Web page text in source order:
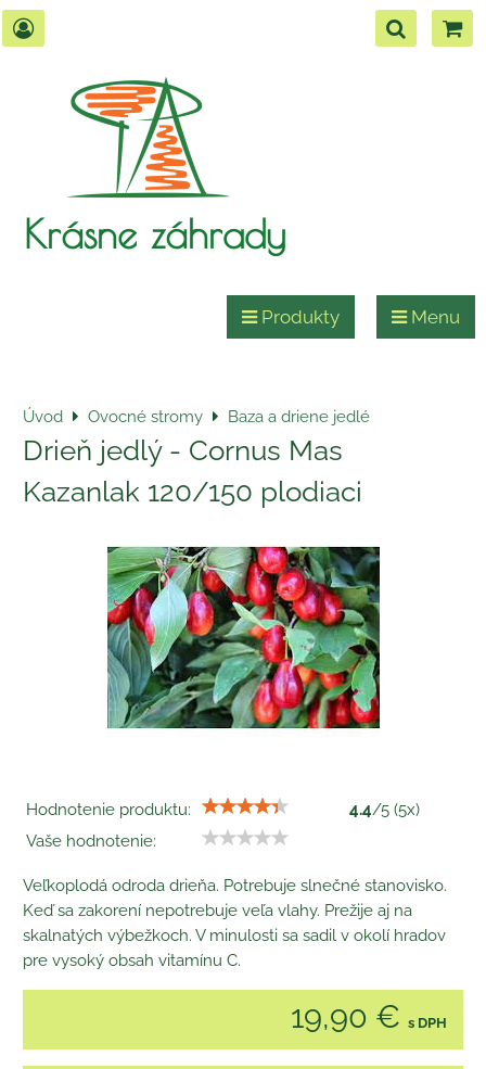
Krásne záhrady
Produkty Menu
Úvod Ovocné stromy Baza a driene jedlé
Drieň jedlý - Cornus Mas
Kazanlak 120/150 plodiaci
Hodnotenie produktu: 4.4/5 (5x)
Vaše hodnotenie:
Veľkoplodá odroda drieňa. Potrebuje slnečné stanovisko.
Keď sa zakorení nepotrebuje veľa vlahy. Prežije aj na
skalnatých výbežkoch. V minulosti sa sadil v okolí hradov
pre vysoký obsah vitamínu C.
19,90 € s DPH